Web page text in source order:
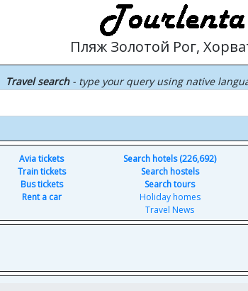
Пляж Золотой Рог,
Travel search- type your query using native
Avia tickets
Train tickets
Bus tickets
Rent a car
Search hotels (226,692)
Search hostels
Search tours
Holiday homes
Travel News